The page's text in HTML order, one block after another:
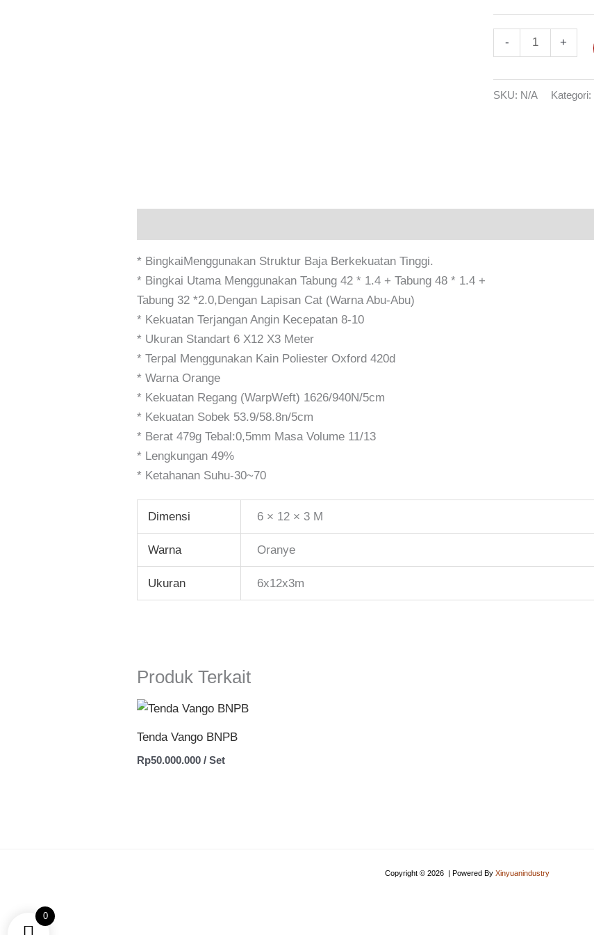
- +
SKU: N/A Kategori:
* BingkaiMenggunakan Struktur Baja Berkekuatan Tinggi.
* Bingkai Utama Menggunakan Tabung 42 * 1.4 + Tabung 48 * 1.4 +
Tabung 32 *2.0,Dengan Lapisan Cat (warna Abu-Abu)
* Kekuatan Terjangan Angin Kecepatan 8-10
* Ukuran Standart 6 X12 X3 Meter
* Terpal Menggunakan Kain Poliester Oxford 420d
* Warna Orange
* Kekuatan Regang (warpWeft) 1626/940N/5cm
* Kekuatan Sobek 53.9/58.8n/5cm
* Berat 479g Tebal:0,5mm Masa Volume 11/13
* Lengkungan 49%
* Ketahanan Suhu-30~70
Dimensi 6 × 12 × 3 M
Warna Oranye
Ukuran 6x12x3m
Produk Terkait
Tenda Vango BNPB
Rp50.000.000 / Set
Produk
Beberapa
Copyright © 2026 | Powered By Xinyuanindustry
0